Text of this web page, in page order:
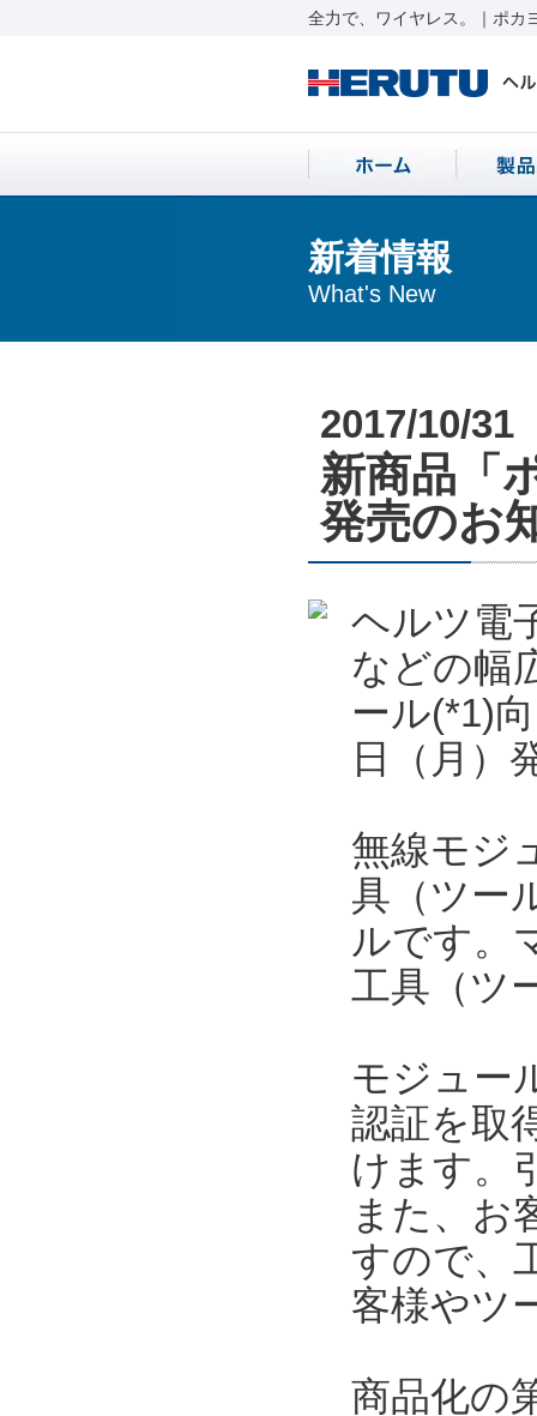
全力で、ワイヤレス。｜ポカ
新着情報
What's New
2017/10/31
新商品「
発売のお
ヘルツ電
などの幅
ール(*1)
日（月）
無線モジ
具（ツー
ルです。
工具（ツ
モジュー
認証を取
けます。
また、お
すので、
客様やツ
商品化の